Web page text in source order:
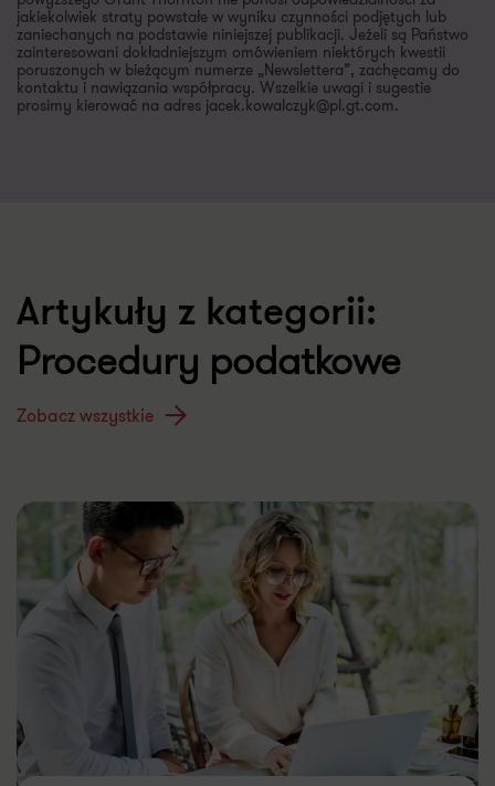
zaniechanych na podstawie niniejszej publikacji. Jeżeli są Państwo
zainteresowani dokładniejszym omówieniem niektórych kwestii
poruszonych w bieżącym numerze „Newslettera”, zachęcamy do
kontaktu i nawiązania współpracy. Wszelkie uwagi i sugestie
prosimy kierować na adres jacek.kowalczyk@pl.gt.com.
Artykuły z kategorii:
Procedury podatkowe